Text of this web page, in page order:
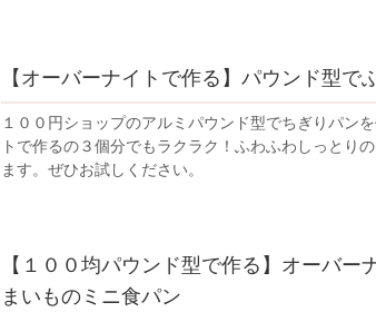
【オーバーナイトで作る】パウンド型で
１００円ショップのアルミパウンド型でちぎりパン
トで作るの３個分でもラクラク！ふわふわしっとり
ます。ぜひお試しください。
【１００均パウンド型で作る】オーバ
まいものミニ食パン